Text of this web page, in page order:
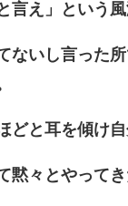
言え」という風
ないし言った
どと耳を傾け
黙々とやって